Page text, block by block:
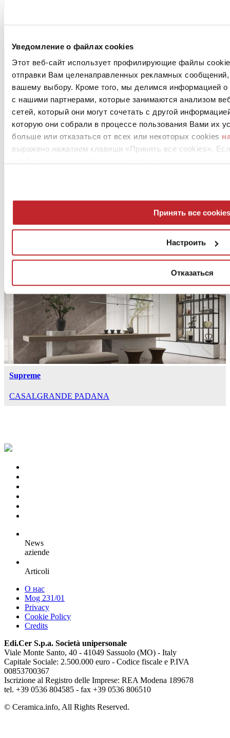
Уведомление о файлах cookies
Этот веб-сайт использует профилирующие файлы
отправки Вам целенаправленных рекламных
вашему выбору. Кроме того, мы делимся информацией
с нашими партнерами, которые занимаются анализом
сетей, который они могут сочетать с другой
которую они собрали в процессе пользования Вами их
больше или отказаться от всех или некоторых cookies
выражено нажатием клавиши «Принять все cookies».
Принять все cookies
Настроить
Отказаться
Terrazzotech
Era
Supreme
CASALGRANDE PADANA
News
aziende
Articoli
О нас
Mog 231/01
Privacy
Cookie Policy
Credits
Edi.Cer S.p.a. Società unipersonale
Viale Monte Santo, 40 - 41049 Sassuolo (MO) - Italy
Capitale Sociale: 2.500.000 euro - Codice fiscale e P.IVA
00853700367
Iscrizione al Registro delle Imprese: REA Modena 189678
tel. +39 0536 804585 - fax +39 0536 806510
© Ceramica.info, All Rights Reserved.